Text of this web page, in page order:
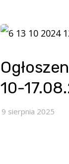
10-
9 sierpnia 2025